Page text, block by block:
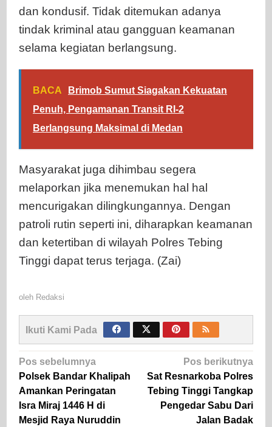
dan kondusif. Tidak ditemukan adanya
tindak kriminal atau gangguan keamanan
selama kegiatan berlangsung.
BACA
Brimob Sumut Siagakan Kekuatan
Penuh, Pengamanan Transit RI-2
Berlangsung Maksimal di Medan
Masyarakat juga dihimbau segera
melaporkan jika menemukan hal hal
mencurigakan dilingkungannya. Dengan
patroli rutin seperti ini, diharapkan keamanan
dan ketertiban di wilayah Polres Tebing
Tinggi dapat terus terjaga. (Zai)
oleh Redaksi
Ikuti Kami Pada
Navigasi
pos
Pos sebelumnya
Polsek Bandar Khalipah
Amankan Peringatan
Isra Miraj 1446 H di
Mesjid Raya Nuruddin
Pos berikutnya
Sat Resnarkoba Polres
Tebing Tinggi Tangkap
Pengedar Sabu Dari
Jalan Badak